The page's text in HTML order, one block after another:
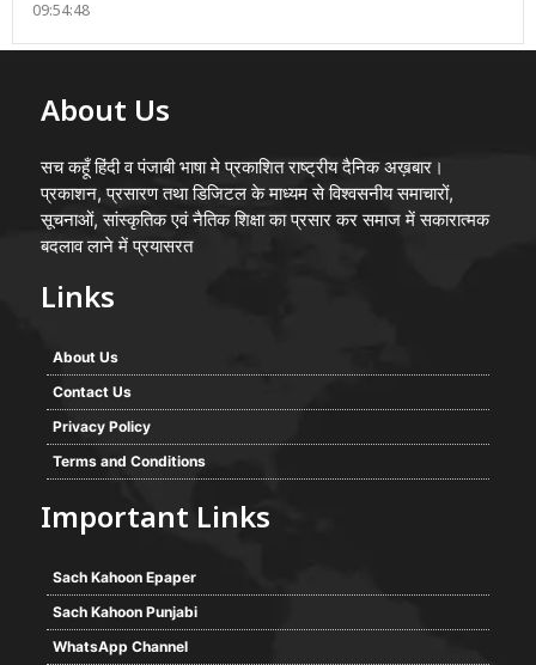
09:54:48
About Us
सच कहूँ हिंदी व पंजाबी भाषा मे प्रकाशित राष्ट्रीय दैनिक अख़बार।
प्रकाशन, प्रसारण तथा डिजिटल के माध्यम से विश्वसनीय समाचारों,
सूचनाओं, सांस्कृतिक एवं नैतिक शिक्षा का प्रसार कर समाज में सकारात्मक
बदलाव लाने में प्रयासरत
Links
About Us
Contact Us
Privacy Policy
Terms and Conditions
Important Links
Sach Kahoon Epaper
Sach Kahoon Punjabi
WhatsApp Channel